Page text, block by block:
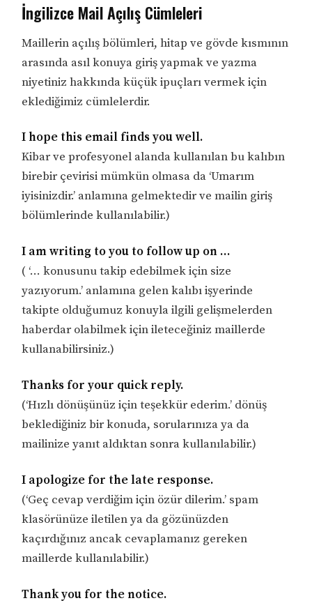
İngilizce Mail Açılış Cümleleri
Maillerin açılış bölümleri, hitap ve gövde kısmının
arasında asıl konuya giriş yapmak ve yazma
niyetiniz hakkında küçük ipuçları vermek için
eklediğimiz cümlelerdir.
I hope this email finds you well.
Kibar ve profesyonel alanda kullanılan bu kalıbın
birebir çevirisi mümkün olmasa da ‘Umarım
iyisinizdir.’ anlamına gelmektedir ve mailin giriş
bölümlerinde kullanılabilir.)
I am writing to you to follow up on …
( ‘… konusunu takip edebilmek için size
yazıyorum.’ anlamına gelen kalıbı işyerinde
takipte olduğumuz konuyla ilgili gelişmelerden
haberdar olabilmek için ileteceğiniz maillerde
kullanabilirsiniz.)
Thanks for your quick reply.
(‘Hızlı dönüşünüz için teşekkür ederim.’ dönüş
beklediğiniz bir konuda, sorularınıza ya da
mailinize yanıt aldıktan sonra kullanılabilir.)
I apologize for the late response.
(‘Geç cevap verdiğim için özür dilerim.’ spam
klasörünüze iletilen ya da gözünüzden
kaçırdığınız ancak cevaplamanız gereken
maillerde kullanılabilir.)
Thank you for the notice.